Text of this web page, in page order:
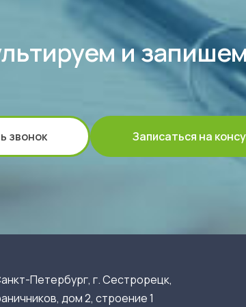
и
звонок Записаться на
Петербург, г. Сестрорецк,
дом 2, строение 1